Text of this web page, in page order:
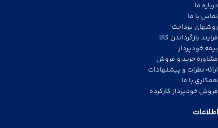
درباره ما
تماس با ما
روشهای پرداخت
فرایند بازگرداندن کالا
بیمه خودپرداز
مشاوره خرید و فروش
ارائه نظرات و پیشنهادات
همکاری با ما
فروش خودپرداز کارکرده
اطلاعات